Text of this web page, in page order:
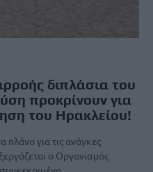
διπλάσια του
προκρίνουν για
του Ηρακλείου!
για τις ανάγκες
ο Οργανισμός